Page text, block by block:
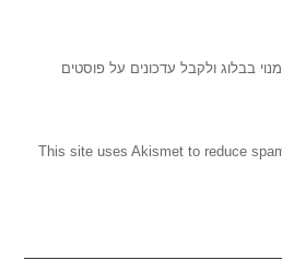
בבלוג ולקבל עדכונים על פוסטים
This site uses Akismet to reduce